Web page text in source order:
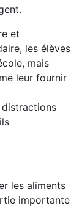
et
les élèves
mais
leur fournir
distractions
les aliments
importante